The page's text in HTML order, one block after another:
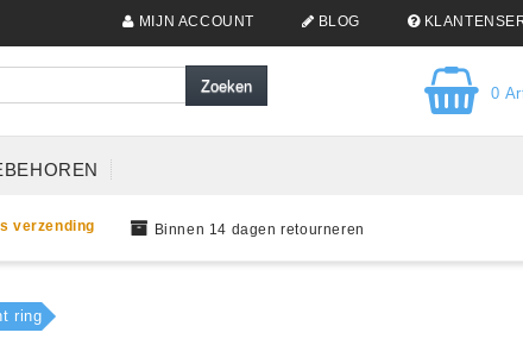
MIJN ACCOUNT BLOG
0
verzending Binnen 14 dagen retourneren
ring